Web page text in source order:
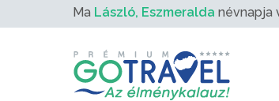
Ma László, Eszmeralda névnapja